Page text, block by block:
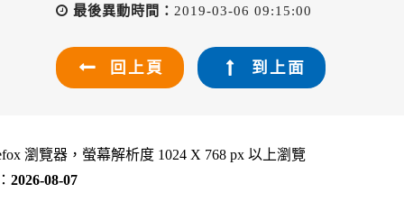
最後異動時間： 2019-03-06 09:15:00
回上頁 到上面
瀏覽器，螢幕解析度 1024 X 768 px 以上瀏覽
2026-08-07